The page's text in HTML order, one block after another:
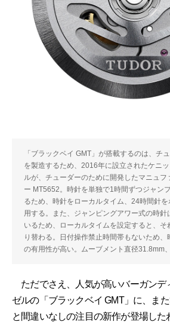
「ブラックベイ GMT」が搭載するのは、チ
を製造するため、2016年に設立されたケニ
ルが、チューダーのために開発したマニュフ
ー MT5652。時針を単独で1時間ずつジャン
るため、時針をローカルタイム、24時間針
用する。また、ジャンピングアワー式の時針
いるため、ローカルタイムを設定すると、そ
り替わる。日付操作禁止時間帯もないため
の有用性が高い。ムーブメント直径31.8mm
ただでさえ、人気が高いバーガンデ
ゼルの「ブラックベイ GMT」に、ま
と間違いなしの注目の新作が登場した